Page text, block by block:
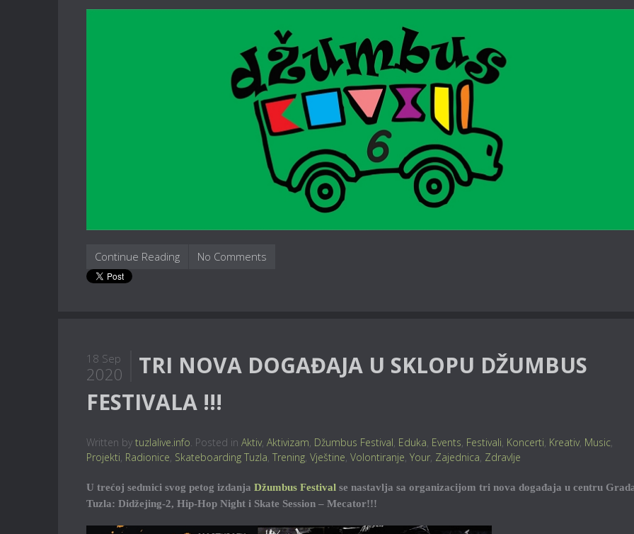
Continue Reading No Comments
18 Sep
2020
TRI NOVA DOGAĐAJA U SKLOPU DŽUMBUS
FESTIVALA !!!
Written by tuzlalive.info. Posted in Aktiv, Aktivizam, Džumbus Festival, Eduka, Events, Festivali, Koncerti, Kreativ, Music,
Projekti, Radionice, Skateboarding Tuzla, Trening, Vještine, Volontiranje, Your, Zajednica, Zdravlje
U trećoj sedmici svog petog izdanja Džumbus Festival se nastavlja sa organizacijom tri nova događaja u centru
Tuzla: Didžejing-2, Hip-Hop Night i Skate Session – Mecator!!!